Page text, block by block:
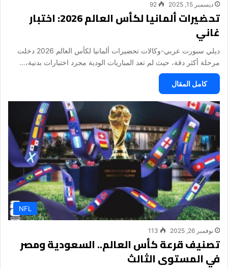
ديسمبر 15, 2025 92
تحضيرات ألمانيا لكأس العالم 2026: اختبار
غاني
ديلي سبورت عربي-وكالات تحضيرات ألمانيا لكأس العالم 2026 دخلت
مرحلة أكثر دقة، حيث لم تعد المباريات الودية مجرد اختبارات بدنية،…
كامل المقال
NFL
نوفمبر 26, 2025 113
تصنيف قرعة كأس العالم.. السعودية ومصر
في المستوى الثالث